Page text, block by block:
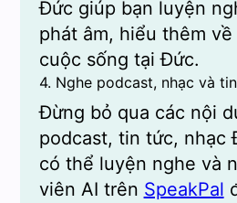
Đức giúp bạn luyện
phát âm, hiểu thêm
cuộc sống tại Đức.
4. Nghe podcast, nhạc và
Đừng bỏ qua các nội
podcast, tin tức, nhạc
có thể luyện nghe và
viên AI trên SpeakPal